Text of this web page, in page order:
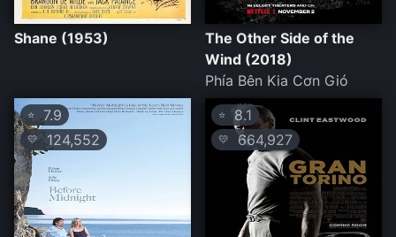
Shane (1953)
The Other Side of the
Wind (2018)
Phía Bên Kia Cơn Gió
⭐ 7.9
💛 124,552
⭐ 8.1
💛 664,927